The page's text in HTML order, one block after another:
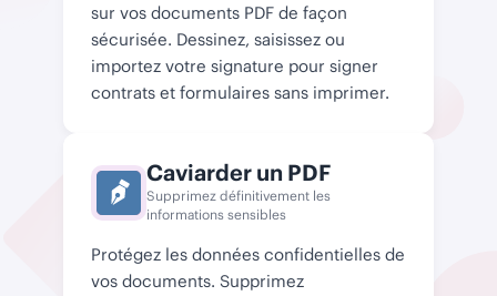
sur vos documents PDF de façon
sécurisée. Dessinez, saisissez ou
importez votre signature pour signer
contrats et formulaires sans imprimer.
Caviarder un PDF
Supprimez définitivement les
informations sensibles
Protégez les données confidentielles de
vos documents. Supprimez